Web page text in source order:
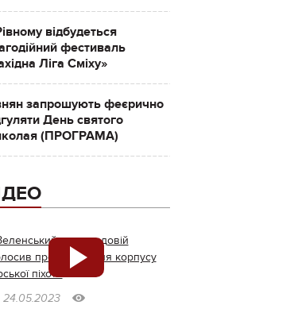
відбудеться
фестиваль
Ліга Сміху»
запрошують феєрично
День святого
(ПРОГРАМА)
24.05.2023